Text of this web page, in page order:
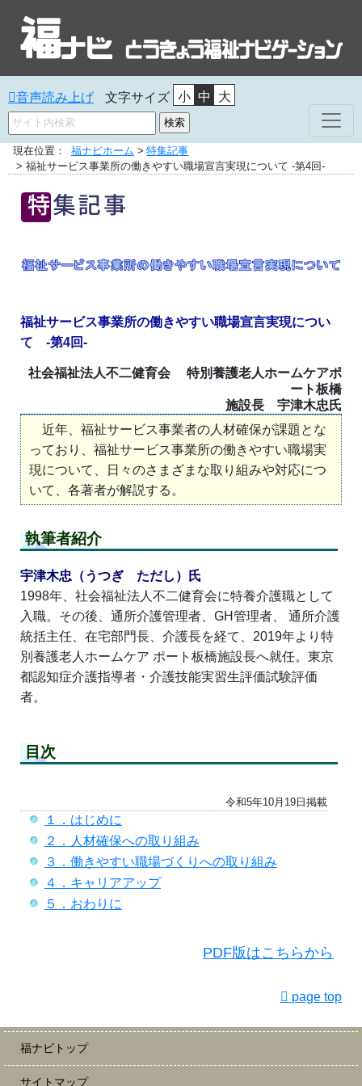
音声読み上げ 文字サイズ 小 中 大
福ナビホーム
特集記事
福祉サービス事業所の働きやすい職場宣言実現について -第4回-
福祉サービス事業所の働きやすい職場宣言実現につい
て -第4回-
社会福祉法人不二健育会 特別養護老人ホームケアポ
ート板橋
施設長 宇津木忠氏
近年、福祉サービス事業者の人材確保が課題とな
っており、福祉サービス事業所の働きやすい職場実
現について、日々のさまざまな取り組みや対応につ
いて、各著者が解説する。
執筆者紹介
宇津木忠（うつぎ ただし）氏
1998年、社会福祉法人不二健育会に特養介護職として
入職。その後、通所介護管理者、GH管理者、 通所介護
統括主任、在宅部門長、介護長を経て、2019年より特
別養護老人ホームケア ポート板橋施設長へ就任。東京
都認知症介護指導者・介護技能実習生評価試験評価
者。
目次
令和5年10月19日掲載
１．はじめに
２．人材確保への取り組み
３．働きやすい職場づくりへの取り組み
４．キャリアアップ
５．おわりに
PDF版はこちらから
page top
福ナビトップ
サイトマップ